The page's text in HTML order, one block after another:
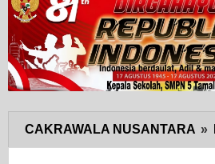
CAKRAWALA NUSANTARA »